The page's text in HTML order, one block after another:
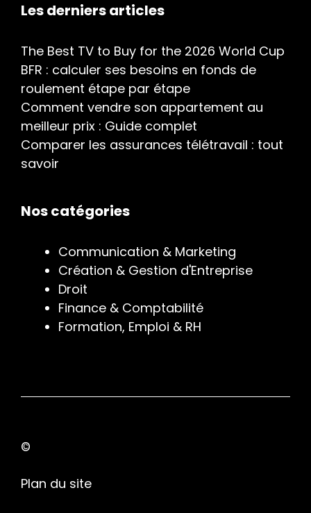
Les derniers articles
The Best TV to Buy for the 2026 World Cup
BFR : calculer ses besoins en fonds de
roulement étape par étape
Comment vendre son appartement au
meilleur prix : Guide complet
Comparer les assurances télétravail : tout
savoir
Nos catégories
Communication & Marketing
Création & Gestion d'Entreprise
Droit
Finance & Comptabilité
Formation, Emploi & RH
©
Plan du site